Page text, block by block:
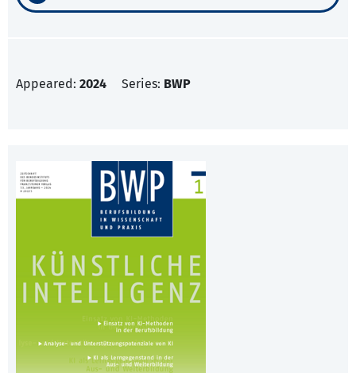
Appeared: 2024 Series: BWP